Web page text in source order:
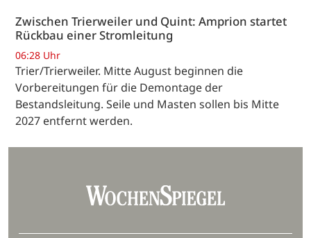
Zwischen Trierweiler und Quint: Amprion startet
Rückbau einer Stromleitung
06:28 Uhr
Trier/Trierweiler. Mitte August beginnen die
Vorbereitungen für die Demontage der
Bestandsleitung. Seile und Masten sollen bis Mitte
2027 entfernt werden.